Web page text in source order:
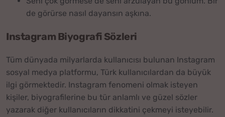
de görürse nasıl dayansın aşkına.
Instagram Biyografi Sözleri
Tüm dünyada milyarlarda kullanıcısı bulunan Instagram
sosyal medya platformu, Türk kullanıcılardan da büyük
ilgi görmektedir. Instagram fenomeni olmak isteyen
kişiler, biyografilerine bu tür anlamlı ve güzel sözler
yazarak diğer kullanıcıların dikkatini çekmeyi isteyebilir.